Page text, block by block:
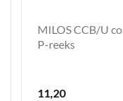
MILOS CCB/U
P-reeks
11,20